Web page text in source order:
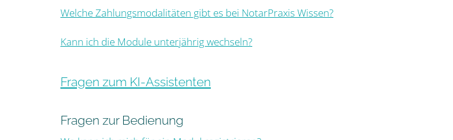
Welche Zahlungsmodalitäten gibt es bei NotarPraxis Wissen?
Kann ich die Module unterjährig wechseln?
Fragen zum KI-Assistenten
Fragen zur Bedienung